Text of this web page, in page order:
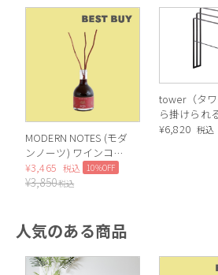
MODERN NOTES (モダ
ンノーツ) ワインコレ
クション ディフュー
ザー レギュラー RED
¥3,465 税込 10%OFF
¥3,850税込
tower（タ
ら掛けられ
ルハンガー 3
¥6,820 税込
人気のある商品